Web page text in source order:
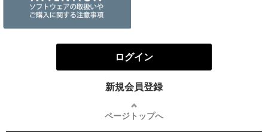
ログイン
新規会員登録
ページトップへ